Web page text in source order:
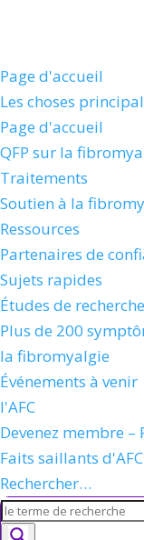
Page d'accueil
Les choses
Page d'accueil
QFP sur la
Traitements
Soutien à la
Ressources
Partenaires de
Sujets rapides
Études de
Plus de 200
la fibromyalgie
Événements à venir
l'AFC
Devenez membre
Faits saillants d'AFC
Rechercher…